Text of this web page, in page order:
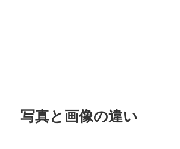
写真と画像の違い